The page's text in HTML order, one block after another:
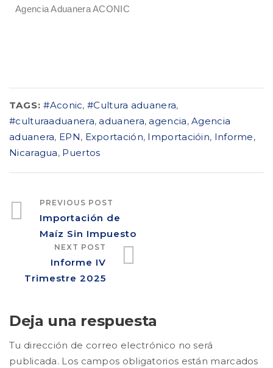
Agencia Aduanera ACONIC
TAGS: #Aconic,#Cultura aduanera,
#culturaaduanera,aduanera,agencia,Agencia
aduanera, EPN, Exportación, Importacióin, Informe,
Nicaragua, Puertos
PREVIOUS POST
Importación de
Maíz Sin Impuesto
NEXT POST
Informe IV
Trimestre 2025
Deja una respuesta
Tu dirección de correo electrónico no será
publicada. Los campos obligatorios están marcados